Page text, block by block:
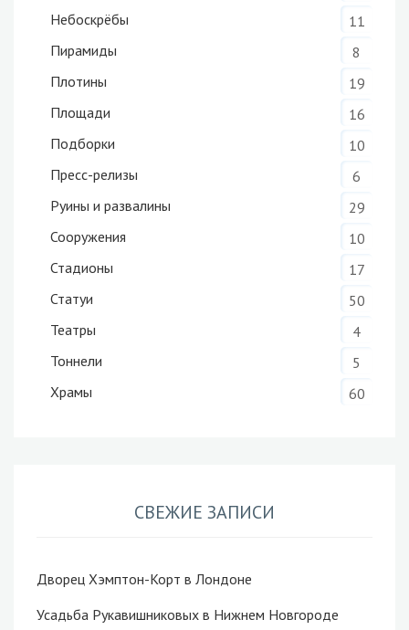
Небоскрёбы
11
Пирамиды
8
Плотины
19
Площади
16
Подборки
10
Пресс-релизы
6
Руины и развалины
29
Сооружения
10
Стадионы
17
Статуи
50
Театры
4
Тоннели
5
Храмы
60
СВЕЖИЕ ЗАПИСИ
Дворец Хэмптон-Корт в Лондоне
Усадьба Рукавишниковых в Нижнем Новгороде